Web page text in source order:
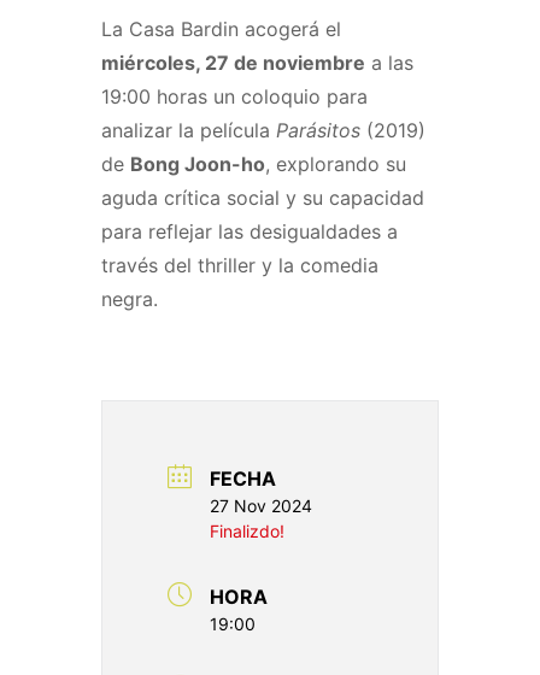
La Casa Bardin acogerá el
miércoles, 27 de noviembre a las
19:00 horas un coloquio para
analizar la película Parásitos (2019)
de Bong Joon-ho, explorando su
aguda crítica social y su capacidad
para reflejar las desigualdades a
través del thriller y la comedia
negra.
FECHA
27 Nov 2024
Finalizdo!
HORA
19:00